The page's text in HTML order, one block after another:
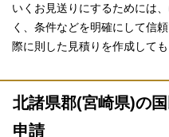
いくお見送りにするためには
く、条件などを明確にして信
際に則した見積りを作成して
北諸県郡(宮崎県)の
申請